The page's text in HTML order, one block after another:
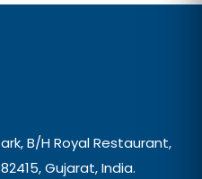
B/H Royal Restaurant,
Gujarat, India.